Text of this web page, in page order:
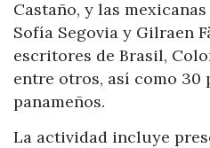
Castaño, y las
Sofía Segovia y Gilraen
escritores de Brasil,
entre otros, así como 30
panameños.
La actividad incluye